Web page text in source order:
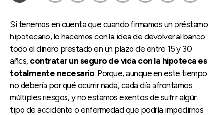
Si tenemos en cuenta que cuando firmamos un préstamo
hipotecario, lo hacemos con la idea de devolver al banco
todo el dinero prestado en un plazo de entre 15 y 30
años, contratar un seguro de vida con la hipoteca es
totalmente necesario. Porque, aunque en este tiempo
no debería por qué ocurrir nada, cada día afrontamos
múltiples riesgos, y no estamos exentos de sufrir algún
tipo de accidente o enfermedad que podría impedirnos